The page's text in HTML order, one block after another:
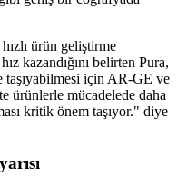
ürün geliştirme
kazandığını belirten Pura,
için AR-GE ve
ürünlerle mücadelede daha
kritik önem taşıyor." diye